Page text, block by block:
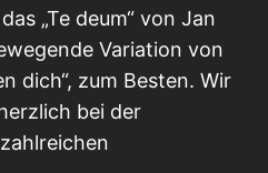
„Te deum“ von Jan
Variation von
dich“, zum Besten. Wir
bei der